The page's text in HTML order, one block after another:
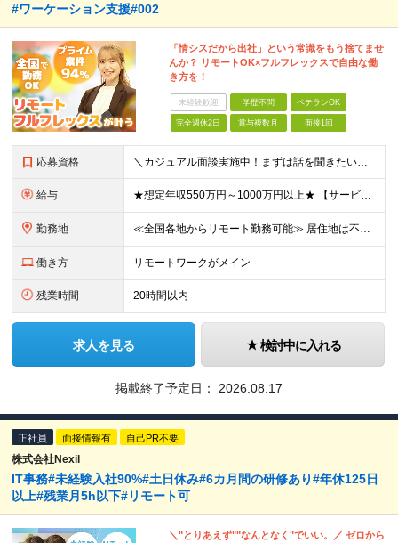
#ワーケーション支援#002
「情シスだから出社」という常識をもう捨てませ
んか？ リモートOK×フルフレックスで自由な働
き方を！
未経験歓迎 学歴不問 ベテランOK
完全週休2日 賞与複数月 面接1回
応募資格 ＼カジュアル面談実施中！まずは話を聞きたい方もOK！／ ■学歴不問 ■ITサービス運用（ヘルプデスク、運用保守、サービスデスク、BPO等）の実務経験 ■3名～5名程度のメンバーをリードし、チーム運営や
給与 ★想定年収550万円～1000万円以上★ 【サービスマネージャー以上】 月給48万円～75万円以上（固定残業代含む／想定年収690万円～1000万円以上） ◆役割：プロジェクトの方針検討支援、業務の進
勤務地 ≪全国各地からリモート勤務可能≫ 居住地は不問ですが、緊急対応や重要な顧客対応時に、本社またはクライアント先へ出社・訪問できる方を歓迎します。 ※基本リモート勤務ですが、案件により出社が発生するため、
働き方 リモートワークがメイン
残業時間 20時間以内
求人を見る 検討中に入れる
掲載終了予定日： 2026.08.17
正社員 面接情報有 自己PR不要
株式会社Nexil
IT事務#未経験入社90%#土日休み#6カ月間の研修あり#年休125日
以上#残業月5h以下#リモート可
＼"とりあえず""なんとなく"でいい。／ ゼロから